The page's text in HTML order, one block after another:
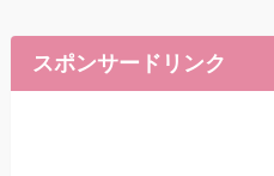
スポンサードリンク